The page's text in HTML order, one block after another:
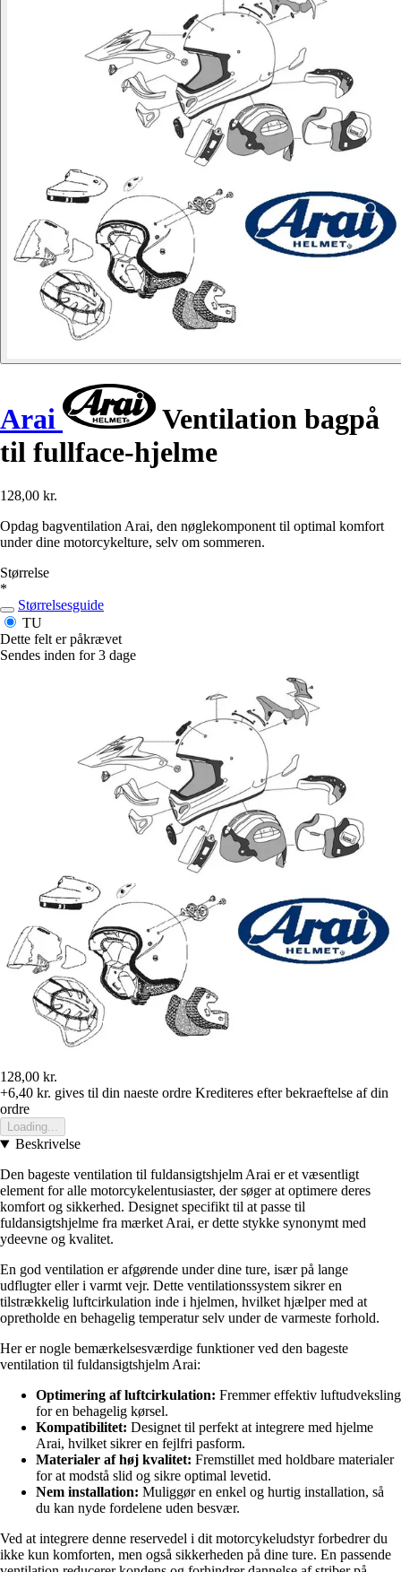
Arai
Ventilation bagpå
til fullface-hjelme
128,00 kr.
Opdag bagventilation Arai, den nøglekomponent til optimal komfort
under dine motorcykelture, selv om sommeren.
Størrelse
*
Størrelsesguide
TU
Dette felt er påkrævet
Sendes inden for 3 dage
128,00 kr.
+6,40 kr. gives til din naeste ordre Krediteres efter bekraeftelse af din
ordre
Loading...
Beskrivelse
Den bageste ventilation til fuldansigtshjelm Arai er et væsentligt
element for alle motorcykelentusiaster, der søger at optimere deres
komfort og sikkerhed. Designet specifikt til at passe til
fuldansigtshjelme fra mærket Arai, er dette stykke synonymt med
ydeevne og kvalitet.
En god ventilation er afgørende under dine ture, især på lange
udflugter eller i varmt vejr. Dette ventilationssystem sikrer en
tilstrækkelig luftcirkulation inde i hjelmen, hvilket hjælper med at
opretholde en behagelig temperatur selv under de varmeste forhold.
Her er nogle bemærkelsesværdige funktioner ved den bageste
ventilation til fuldansigtshjelm Arai:
Optimering af luftcirkulation: Fremmer effektiv luftudveksling
for en behagelig kørsel.
Kompatibilitet: Designet til perfekt at integrere med hjelme
Arai, hvilket sikrer en fejlfri pasform.
Materialer af høj kvalitet: Fremstillet med holdbare materialer
for at modstå slid og sikre optimal levetid.
Nem installation: Muliggør en enkel og hurtig installation, så
du kan nyde fordelene uden besvær.
Ved at integrere denne reservedel i dit motorcykeludstyr forbedrer du
ikke kun komforten, men også sikkerheden på dine ture. En passende